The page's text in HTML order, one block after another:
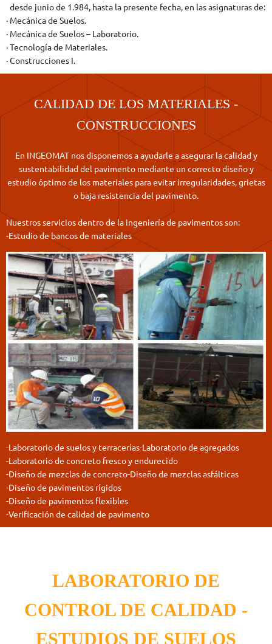
desde junio de 1.984, hasta la presente fecha, en las asignaturas de:
· Mecánica de Suelos.
· Mecánica de Suelos – Laboratorio.
· Tecnología de Materiales.
· Construcciones I.
CALIDAD DE LOS MATERIALES -
CONSTRUCCIONES
En INGEOMAT nos disponemos a ayudarle a asegurar la calidad y
sustentabilidad del pavimento mediante un correcto diseño y
estudio óptimo de los materiales para evitar irregularidades, grietas
o baja resistencia del pavimento.
Nuestros servicios dentro de la ingeniería de pavimentos son:
-Estudio de bancos de materiales
-Laboratorio de suelos y terracerías-Laboratorio de agregados
-Laboratorio de concreto fresco y endurecido
-Diseño de mezclasde concreto-Diseño de mezclas asfálticas
-Diseño de pavimentos rígidos
-Diseño de pavimentos flexibles
-Verificación de calidad de pavimento
LABORATORIO DE
CONTROL DE CALIDAD -
ESTUDIOS DE SUELOS